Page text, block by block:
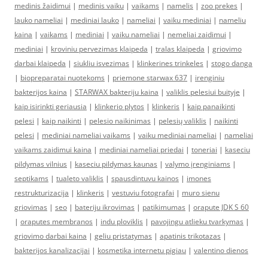
medinis žaidimui | medinis vaiku | vaikams | namelis | zoo prekes |
lauko nameliai | mediniai lauko | nameliai | vaiku mediniai | nameliu
kaina | vaikams | mediniai | vaiku nameliai | nemeliai zaidimui |
mediniai | kroviniu pervezimas klaipeda | tralas klaipeda | griovimo
darbai klaipeda | siukliu isvezimas | klinkerines trinkeles | stogo danga
| biopreparatai nuotekoms | priemone starwax 637 | irenginiu
bakterijos kaina | STARWAX bakteriju kaina | valiklis pelesiui buityje |
kaip isirinkti geriausia | klinkerio plytos | klinkeris | kaip panaikinti
pelesi | kaip naikinti | pelesio naikinimas | pelesių valiklis | naikinti
pelesi | mediniai nameliai vaikams | vaiku mediniai nameliai | nameliai
vaikams zaidimui kaina | mediniai nameliai priedai | toneriai | kaseciu
pildymas vilnius | kaseciu pildymas kaunas | valymo įrenginiams |
septikams | tualeto valiklis | spausdintuvu kainos | imones
restrukturizacija | klinkeris | vestuviu fotografai | muro sienu
griovimas | seo | bateriju ikrovimas | patikimumas | orapute JDK S 60
| oraputes membranos | indu ploviklis | pavojingu atlieku tvarkymas |
griovimo darbai kaina | geliu pristatymas | apatinis trikotazas |
bakterijos kanalizacijai | kosmetika internetu pigiau | valentino dienos